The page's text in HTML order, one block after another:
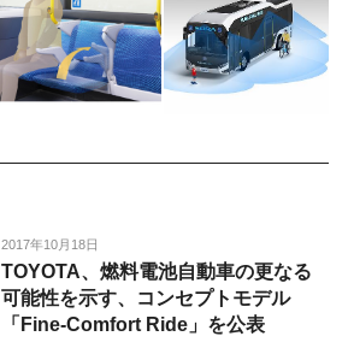
2017年10月18日
TOYOTA、燃料電池自動車の更なる
可能性を示す、コンセプトモデル
「Fine-Comfort Ride」を公表